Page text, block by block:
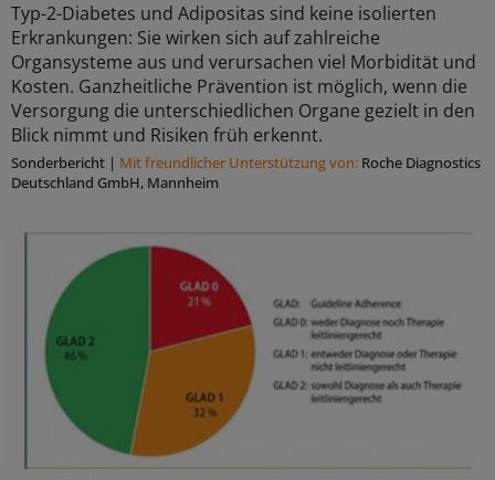
Typ-2-Diabetes und Adipositas sind keine isolierten
Erkrankungen: Sie wirken sich auf zahlreiche
Organsysteme aus und verursachen viel Morbidität und
Kosten. Ganzheitliche Prävention ist möglich, wenn die
Versorgung die unterschiedlichen Organe gezielt in den
Blick nimmt und Risiken früh erkennt.
Sonderbericht | Mit freundlicher Unterstützung von: Roche Diagnostics
Deutschland GmbH, Mannheim